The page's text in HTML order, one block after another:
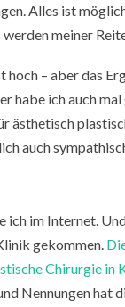
Alles ist
werden meiner
hoch – aber das
habe ich auch
ästhetisch
auch
ich im Internet.
gekommen.
Chirurgie in
Nennungen hat